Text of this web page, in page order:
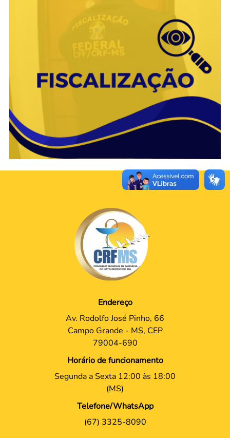
Endereço
Av. Rodolfo José Pinho, 66
Campo Grande - MS, CEP
79004-690
Horário de funcionamento
Segunda a Sexta 12:00 às 18:00
(MS)
Telefone/WhatsApp
(67) 3325-8090